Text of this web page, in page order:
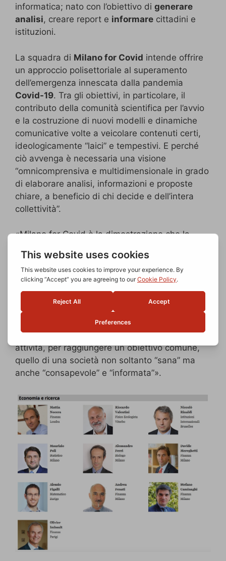
informatica; nato con l’obiettivo di generare
analisi, creare report e informare cittadini e
istituzioni.
La squadra di Milano for Covid intende offrire
un approccio polisettoriale al superamento
dell’emergenza innescata dalla pandemia
Covid-19. Tra gli obiettivi, in particolare, il
contributo della comunità scientifica per l’avvio
e la costruzione di nuovi modelli e dinamiche
comunicative volte a veicolare contenuti certi,
ideologicamente “laici” e tempestivi. E perché
ciò avvenga è necessaria una visione
“omnicomprensiva e multidimensionale in grado
di elaborare analisi, informazioni e proposte
chiare, a beneficio di chi decide e dell’intera
collettività”.
«Milano for Covid è la dimostrazione che la
collettiva», sostieneAlessandro Ferri,
Managing Director di AdvicePharmatra gli
esperti coinvolti nell’ambitoEconomia e
. «Il contributo fornito da ciascun
professionista, sotto la guida del dottor
Manasse, è una spinta a superare l’individualità
delle proprie competenze e dei propri ambiti di
attività, per raggiungere un obiettivo comune,
quello di una società non soltanto “sana” ma
anche “consapevole” e “informata”».